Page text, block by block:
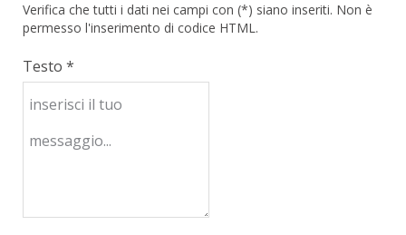
Verifica che tutti i dati nei campi con (*) siano inseriti. Non è
permesso l'inserimento di codice HTML.
Testo *